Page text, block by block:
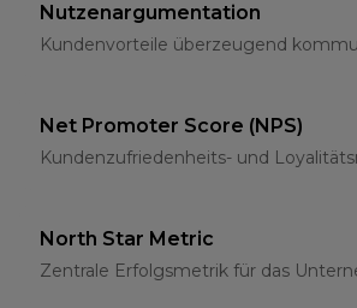
Nutzenargumentation
Kundenvorteile überzeugend
Net Promoter Score (NPS)
Kundenzufriedenheits- und
North Star Metric
Zentrale Erfolgsmetrik für das